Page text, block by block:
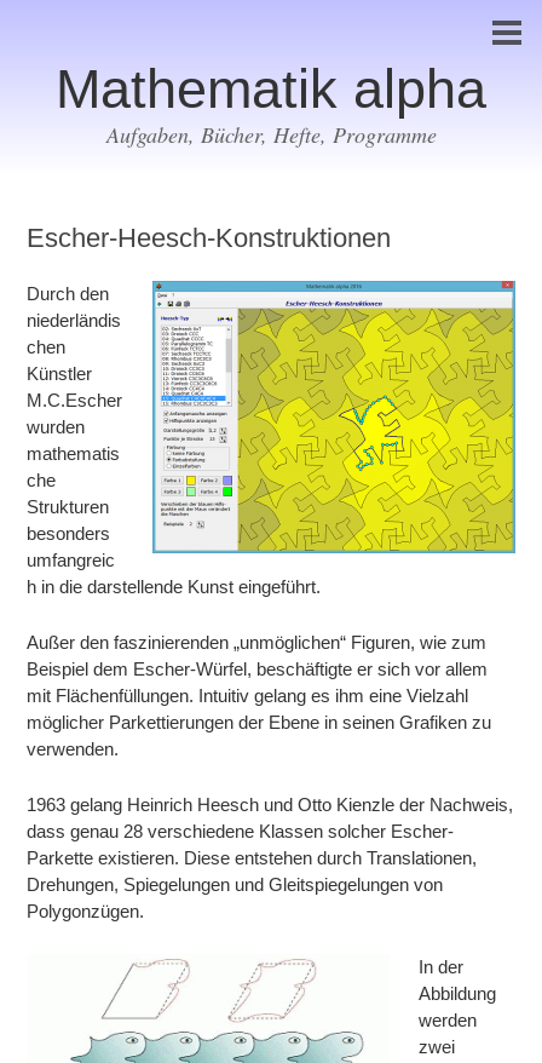
Mathematik alpha
Aufgaben, Bücher, Hefte, Programme
Escher-Heesch-Konstruktionen
Durch den
niederländis
chen
Künstler
M.C.Escher
wurden
mathematis
che
Strukturen
besonders
umfangreic
h in die darstellende Kunst eingeführt.
Außer den faszinierenden „unmöglichen“ Figuren, wie zum
Beispiel dem Escher-Würfel, beschäftigte er sich vor allem
mit Flächenfüllungen. Intuitiv gelang es ihm eine Vielzahl
möglicher Parkettierungen der Ebene in seinen Grafiken zu
verwenden.
1963 gelang Heinrich Heesch und Otto Kienzle der Nachweis,
dass genau 28 verschiedene Klassen solcher Escher-
Parkette existieren. Diese entstehen durch Translationen,
Drehungen, Spiegelungen und Gleitspiegelungen von
Polygonzügen.
In der
Abbildung
werden
zwei